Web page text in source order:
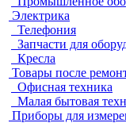
Электрика
Телефония
Запчасти для
Кресла
Товары после
Офисная техника
Малая бытовая
Приборы для